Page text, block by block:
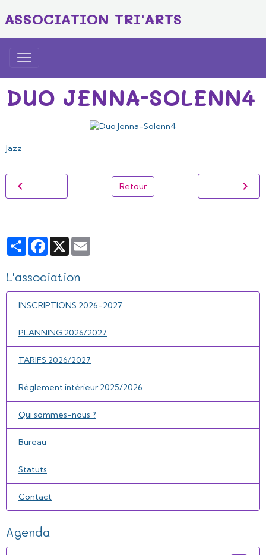
ASSOCIATION TRI'ARTS
DUO JENNA-SOLENN4
Jazz
Retour
PartagerFacebook
X
L'association
INSCRIPTIONS 2026-2027
PLANNING 2026/2027
TARIFS 2026/2027
Règlement intérieur 2025/2026
Qui sommes-nous ?
Bureau
Statuts
Contact
Agenda